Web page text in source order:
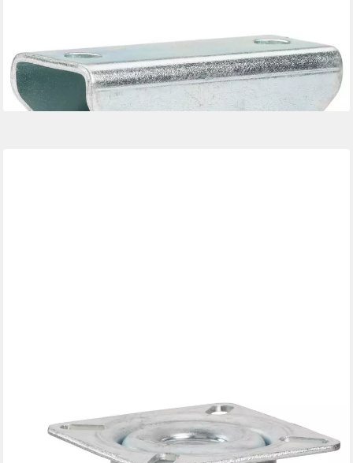
DÖRNER + HELMER
Möbelrolle Bockrolle 30 x 15 x 35 mm, Tragkr. 45kg
2,74 €
lieferbar - in 3-4 Werktagen bei dir
Möbelrolle Lenkrolle 50 x 20 x 73 mm, Tragkr. 45kg
lieferbar - in 3-4 Werktagen bei dir